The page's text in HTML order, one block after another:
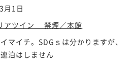
月1日
アツイン 禁煙／本館
イチ。SDGｓは分かりますが、
泊はしません